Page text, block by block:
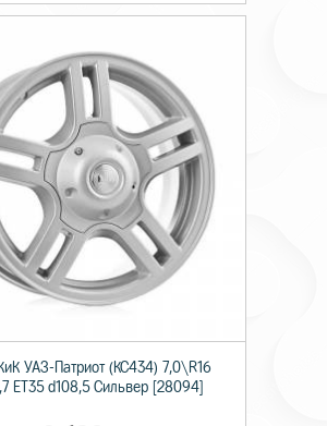
УАЗ-Патриот (КС434) 7,0\R16
ET35 d108,5 Сильвер [28094]